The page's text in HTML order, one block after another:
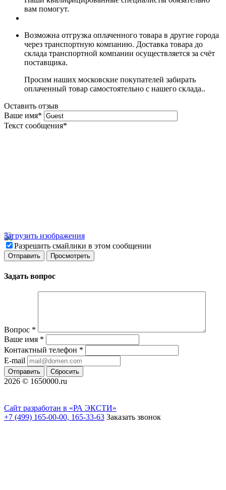
вам помогут.
Возможна отгрузка оплаченного товара в другие города
через транспортную компанию. Доставка товара до
склада транспортной компании осуществляется за счёт
поставщика.
Просим наших московские покупателей забирать
оплаченный товар самостоятельно с нашего склада..
Оставить отзыв
Ваше имя*
Текст сообщения*
Загрузить изображения
Разрешить смайлики в этом сообщении
Задать вопрос
Вопрос *
Ваше имя *
Контактный телефон *
E-mail
Отправить Сбросить
2026 © 1650000.ru
Сайт разработан в «РА ЭКСТИ»
+7 (499) 165-00-00, 165-33-63 Заказать звонок